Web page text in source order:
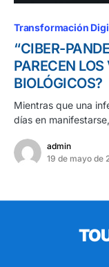
Transformación
“CIBER-
PARECEN
BIOLÓGICOS?
Mientras que una
días en
admin
19 de mayo de